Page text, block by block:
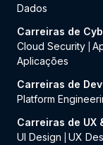
Dados
Carreiras de
Cloud Security
Aplicações
Carreiras de
Platform
Carreiras de UX
UI Design
UX